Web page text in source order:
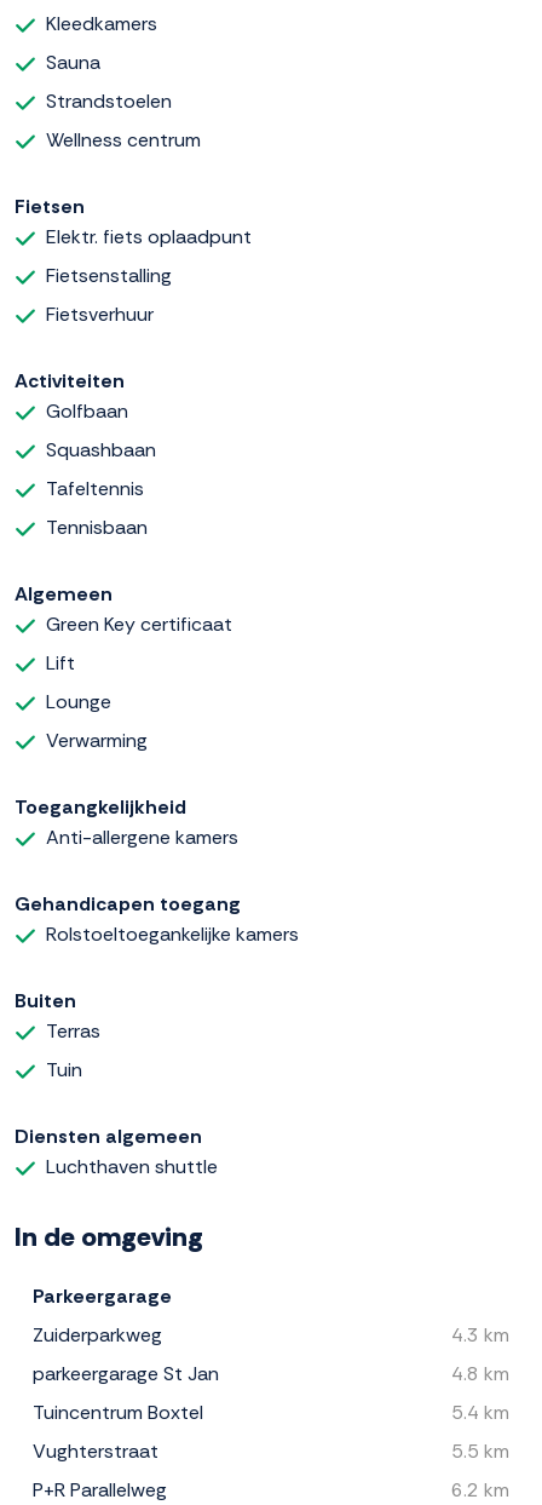
Kleedkamers
Sauna
Strandstoelen
Wellness centrum
Fietsen
Elektr. fiets oplaadpunt
Fietsenstalling
Fietsverhuur
Activiteiten
Golfbaan
Squashbaan
Tafeltennis
Tennisbaan
Algemeen
Green Key certificaat
Lift
Lounge
Verwarming
Toegangkelijkheid
Anti-allergene kamers
Gehandicapen toegang
Rolstoeltoegankelijke kamers
Buiten
Terras
Tuin
Diensten algemeen
Luchthaven shuttle
In de omgeving
Parkeergarage
Zuiderparkweg
4.3 km
parkeergarage St Jan
4.8 km
Tuincentrum Boxtel
5.4 km
Vughterstraat
5.5 km
P+R Parallelweg
6.2 km